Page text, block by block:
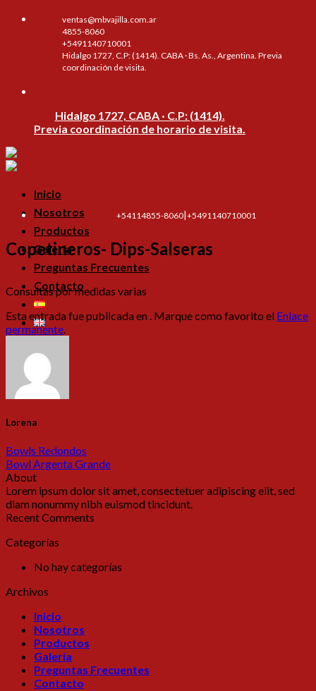
Skip
ventas@mbvajilla.com.ar
4855-8060
+5491140710001
Hidalgo 1727, C.P: (1414). CABA · Bs. As., Argentina. Previa
coordinación de visita.
Hidalgo 1727, CABA · C.P: (1414).
Previa coordinación de horario de visita.
Inicio
Nosotros
Productos
Galería
Preguntas Frecuentes
Contacto
+54114855-8060|+5491140710001
Copetineros- Dips-Salseras
Consultas por medidas varias
Esta entrada fue publicada en . Marque como favorito el Enlace
permanente.
Lorena
Bowls Redondos
Bowl Argenta Grande
About
Lorem ipsum dolor sit amet, consectetuer adipiscing elit, sed
diam nonummy nibh euismod tincidunt.
Recent Comments
Categorías
No hay categorías
Archivos
Inicio
Nosotros
Productos
Galería
Preguntas Frecuentes
Contacto